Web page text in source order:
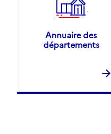
Annuaire des
départements